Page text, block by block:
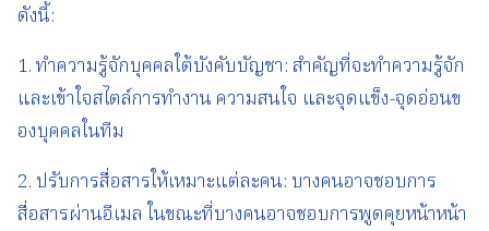
ดังนี้:
1. ทำความรู้จักบุคคลใต้บังคับบัญชา: สำคัญที่จะทำความรู้จัก
และเข้าใจสไตล์การทำงาน ความสนใจ และจุดแข็ง-จุดอ่อนข
องบุคคลในทีม
2. ปรับการสื่อสารให้เหมาะแต่ละคน: บางคนอาจชอบการ
สื่อสารผ่านอีเมล ในขณะที่บางคนอาจชอบการพูดคุยหน้าหน้า